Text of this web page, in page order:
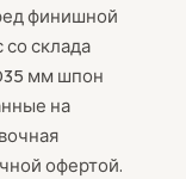
финишной
склада
мм шпон
на
офертой.